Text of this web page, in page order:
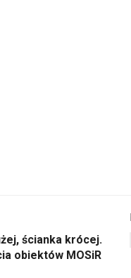
ścianka krócej.
obiektów MOSiR